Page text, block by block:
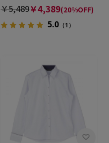
スシャツ
￥5,489￥4,389(20%OFF)
5.0 （1）